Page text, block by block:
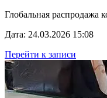
Глобальная распродажа
Дата: 24.03.2026 15:08
Перейти к записи